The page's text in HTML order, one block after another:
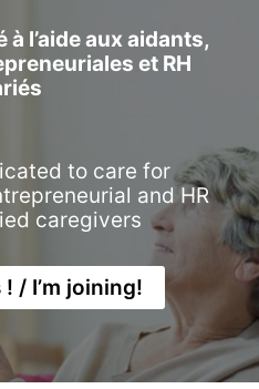
l’aide aux aidants,
et RH
to care for
and HR
caregivers
/ I’m joining!